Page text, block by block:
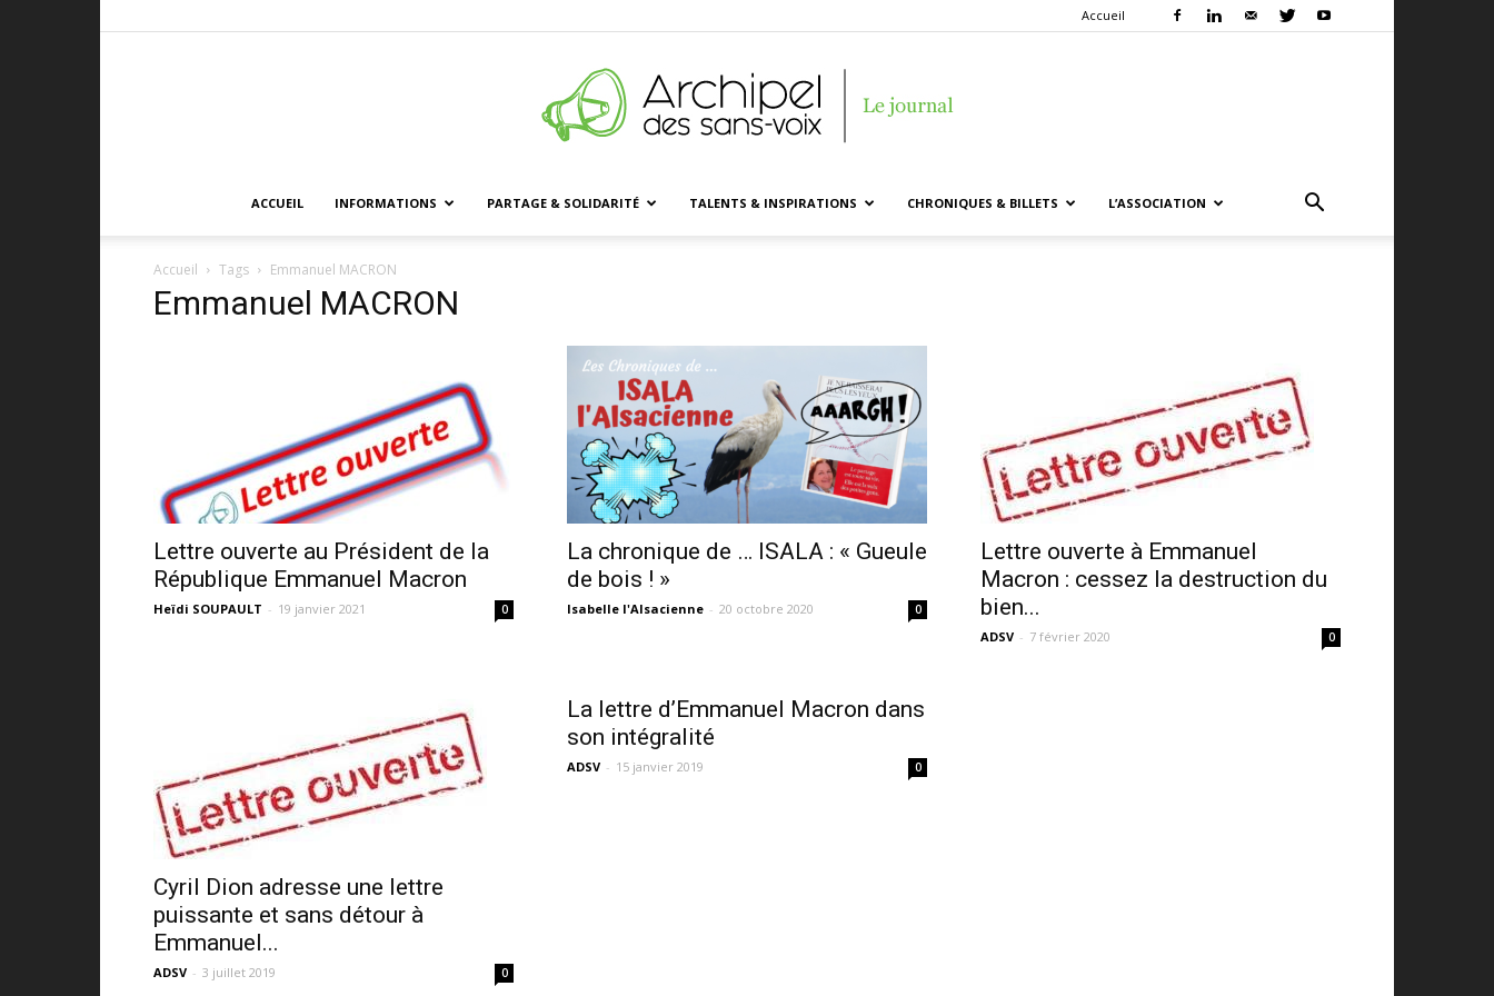
Accueil
ACCUEIL INFORMATIONS PARTAGE & SOLIDARITÉ TALENTS & INSPIRATIONS CHRONIQUES & BILLETS L’ASSOCIATION
Accueil Tags Emmanuel MACRON
Emmanuel MACRON
Lettre ouverte au Président de la
République Emmanuel Macron
Heïdi SOUPAULT - 19 janvier 2021 0
La chronique de … ISALA : « Gueule
de bois ! »
Isabelle l'Alsacienne - 20 octobre 2020 0
Lettre ouverte à Emmanuel
Macron : cessez la destruction du
bien...
ADSV - 7 février 2020 0
Cyril Dion adresse une lettre
puissante et sans détour à
Emmanuel...
ADSV - 3 juillet 2019 0
La lettre d’Emmanuel Macron dans
son intégralité
ADSV - 15 janvier 2019 0